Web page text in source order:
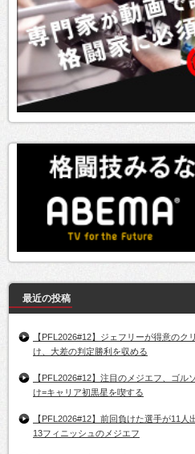
最近の投稿
【PFL2026#12】ジェフリーが得意の
け、大差の判定勝利を収める
【PFL2026#12】注目のメジエフ、ゴ
け=キャリア初黒星を喫する
【PFL2026#12】前回負けた選手が11
13フィニッシュのメジエフ